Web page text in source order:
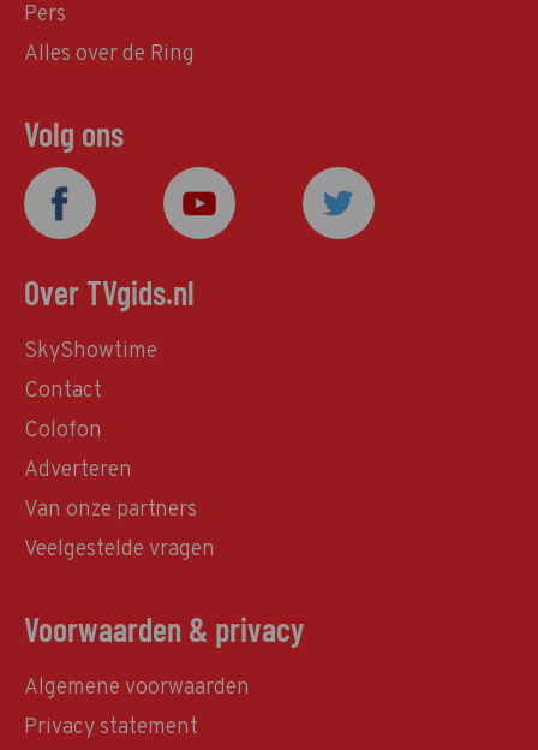
Pers
Alles over de Ring
Volg ons
Over TVgids.nl
SkyShowtime
Contact
Colofon
Adverteren
Van onze partners
Veelgestelde vragen
Voorwaarden & privacy
Algemene voorwaarden
Privacy statement